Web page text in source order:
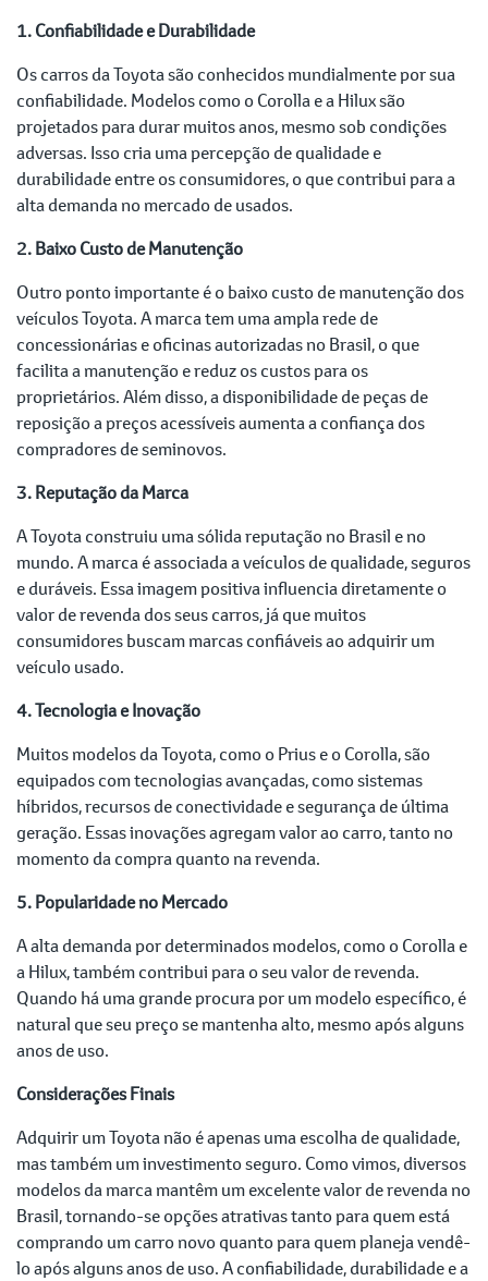
1. Confiabilidade e Durabilidade
Os carros da Toyota são conhecidos mundialmente por sua
confiabilidade. Modelos como o Corolla e a Hilux são
projetados para durar muitos anos, mesmo sob condições
adversas. Isso cria uma percepção de qualidade e
durabilidade entre os consumidores, o que contribui para a
alta demanda no mercado de usados.
2. Baixo Custo de Manutenção
Outro ponto importante é o baixo custo de manutenção dos
veículos Toyota. A marca tem uma ampla rede de
concessionárias e oficinas autorizadas no Brasil, o que
facilita a manutenção e reduz os custos para os
proprietários. Além disso, a disponibilidade de peças de
reposição a preços acessíveis aumenta a confiança dos
compradores de seminovos.
3. Reputação da Marca
A Toyota construiu uma sólida reputação no Brasil e no
mundo. A marca é associada a veículos de qualidade, seguros
e duráveis. Essa imagem positiva influencia diretamente o
valor de revenda dos seus carros, já que muitos
consumidores buscam marcas confiáveis ao adquirir um
veículo usado.
4. Tecnologia e Inovação
Muitos modelos da Toyota, como o Prius e o Corolla, são
equipados com tecnologias avançadas, como sistemas
híbridos, recursos de conectividade e segurança de última
geração. Essas inovações agregam valor ao carro, tanto no
momento da compra quanto na revenda.
5. Popularidade no Mercado
A alta demanda por determinados modelos, como o Corolla e
a Hilux, também contribui para o seu valor de revenda.
Quando há uma grande procura por um modelo específico, é
natural que seu preço se mantenha alto, mesmo após alguns
anos de uso.
Considerações Finais
Adquirir um Toyota não é apenas uma escolha de qualidade,
mas também um investimento seguro. Como vimos, diversos
modelos da marca mantêm um excelente valor de revenda no
Brasil, tornando-se opções atrativas tanto para quem está
comprando um carro novo quanto para quem planeja vendê-
lo após alguns anos de uso. A confiabilidade, durabilidade e a